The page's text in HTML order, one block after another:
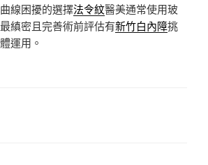
線困擾的選擇法令紋醫美通常使用玻
縝密且完善術前評估有新竹白內障挑
運用。